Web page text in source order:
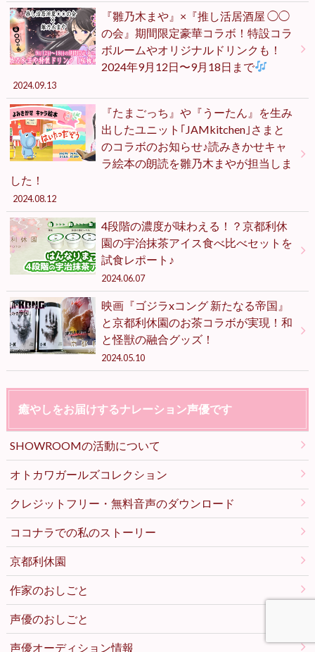
『雛乃木まや』×『推し活居酒屋 ◯◯
の会』期間限定豪華コラボ！特設コラ
ボルームやオリジナルドリンクも！
2024年9月12日〜9月18日まで
2024.09.13
『たまごっち』や『うーたん』を生み
出したユニット｢JAMkitchen｣さまと
のコラボのお知らせ♪読みきかせキャ
ラ絵本の朗読を雛乃木まやが担当しま
した！
2024.08.12
4段階の濃度が味わえる！？京都利休
園の宇治抹茶アイス食べ比べセットを
試食レポート♪
2024.06.07
映画『ゴジラxコング 新たなる帝国』
と京都利休園のお茶コラボが実現！和
と怪獣の融合グッズ！
2024.05.10
癒やしをお届けするナレーション声優です
SHOWROOMの活動について
オトカワガールズコレクション
クレジットフリー・無料音声のダウンロード
ココナラでの私のストーリー
京都利休園
作家のおしごと
声優のおしごと
声優オーディション情報